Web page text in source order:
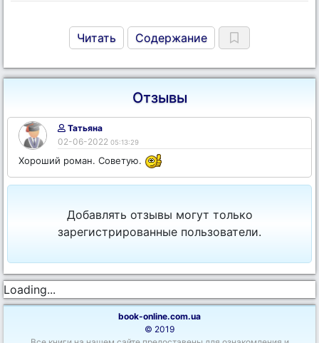
Читать Содержание
Отзывы
Татьяна
02-06-2022 05:13:29
Хороший роман. Советую.
Добавлять отзывы могут только
зарегистрированные пользователи.
Loading...
book-online.com.ua
© 2019